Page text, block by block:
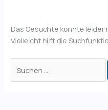
Das Gesuchte konnte leider
Vielleicht hilft die
nach: